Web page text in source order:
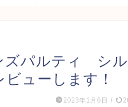
ズパルティ シ
ューします！
2023年1月6日 /